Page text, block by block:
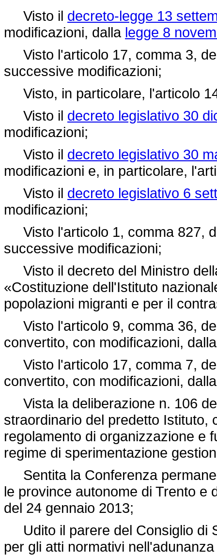
Visto il decreto-legge 13
modificazioni, dalla legge 8
Visto l'articolo 17, comma 3,
successive modificazioni;
Visto, in particolare, l'articolo
Visto il decreto legislativo 30
modificazioni;
Visto il decreto legislativo 30
modificazioni e, in particolare,
Visto il decreto legislativo 6
modificazioni;
Visto l'articolo 1, comma 827,
successive modificazioni;
Visto il decreto del Ministro
«Costituzione dell'Istituto
popolazioni migranti e per il
Visto l'articolo 9, comma 36,
convertito, con modificazioni,
Visto l'articolo 17, comma 7,
convertito, con modificazioni,
Vista la deliberazione n. 106
straordinario del predetto Istituto,
regolamento di organizzazione e
regime di sperimentazione
Sentita la Conferenza
le province autonome di Trento e
del 24 gennaio 2013;
Udito il parere del Consiglio di
per gli atti normativi